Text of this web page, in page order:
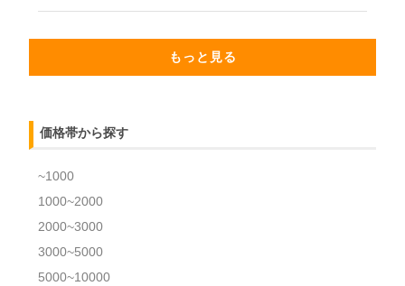
もっと見る
価格帯から探す
~1000
1000~2000
2000~3000
3000~5000
5000~10000